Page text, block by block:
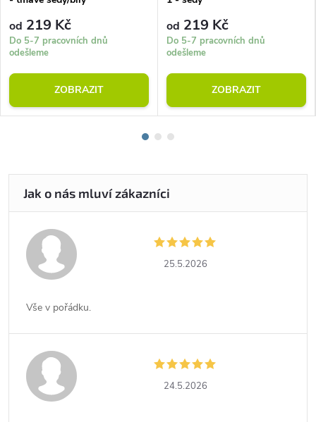
od 219 Kč
Do 5-7 pracovních dnů
odešleme
ZOBRAZIT
od 219 Kč
Do 5-7 pracovních dnů
odešleme
ZOBRAZIT
25.5.2026
Vše v pořádku.
24.5.2026